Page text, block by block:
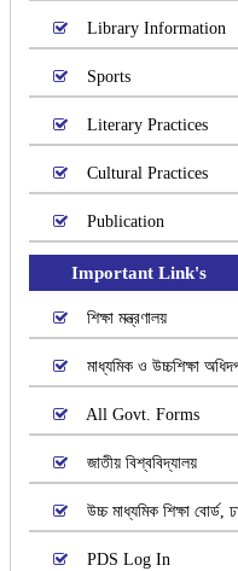
Library Information
Sports
Literary Practices
Cultural Practices
Publication
Important Link's
শিক্ষা মন্ত্রণালয়
মাধ্যমিক ও উচ্চশিক্ষা
All Govt. Forms
জাতীয় বিশ্ববিদ্যালয়
উচ্চ মাধ্যমিক শিক্ষা বোর্ড,
PDS Log In